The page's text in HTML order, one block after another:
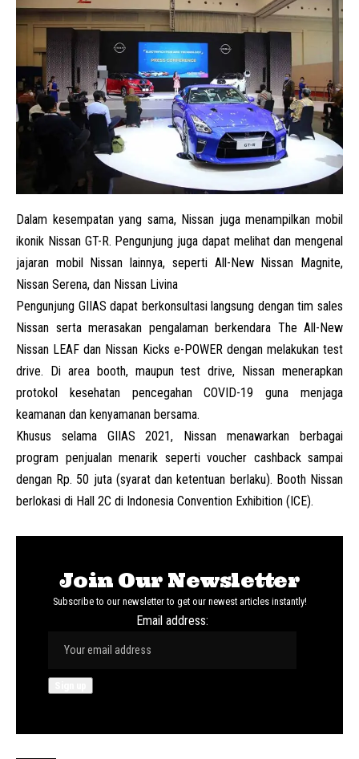
Dalam kesempatan yang sama, Nissan juga menampilkan mobil
ikonik Nissan GT-R. Pengunjung juga dapat melihat dan mengenal
jajaran mobil Nissan lainnya, seperti All-New Nissan Magnite,
Nissan Serena, dan Nissan Livina
Pengunjung GIIAS dapat berkonsultasi langsung dengan tim sales
Nissan serta merasakan pengalaman berkendara The All-New
Nissan LEAF dan Nissan Kicks e-POWER dengan melakukan test
drive. Di area booth, maupun test drive, Nissan menerapkan
protokol kesehatan pencegahan COVID-19 guna menjaga
keamanan dan kenyamanan bersama.
Khusus selama GIIAS 2021, Nissan menawarkan berbagai
program penjualan menarik seperti voucher cashback sampai
dengan Rp. 50 juta (syarat dan ketentuan berlaku). Booth Nissan
berlokasi di Hall 2C di Indonesia Convention Exhibition (ICE).
Join Our Newsletter
Subscribe to our newsletter to get our newest articles instantly!
Email address: